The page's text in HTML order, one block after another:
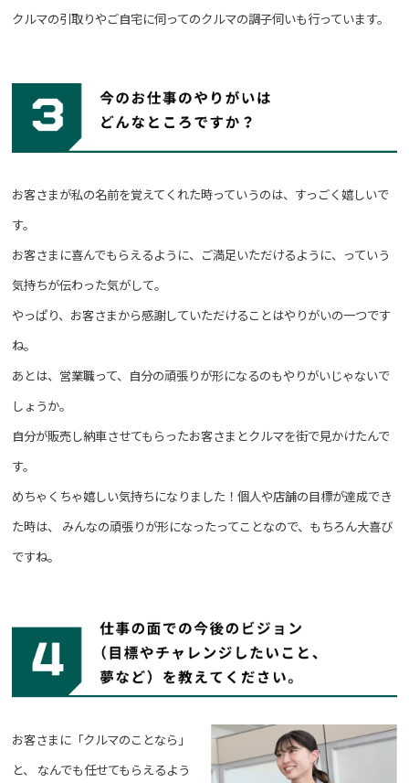
クルマの引取りやご自宅に伺ってのクルマの調子伺いも行っています。
お客さまが私の名前を覚えてくれた時っていうのは、すっごく嬉しいで
す。
お客さまに喜んでもらえるように、ご満足いただけるように、っていう
気持ちが伝わった気がして。
やっぱり、お客さまから感謝していただけることはやりがいの一つです
ね。
あとは、営業職って、自分の頑張りが形になるのもやりがいじゃないで
しょうか。
自分が販売し納車させてもらったお客さまとクルマを街で見かけたんで
す。
めちゃくちゃ嬉しい気持ちになりました！個人や店舗の目標が達成でき
た時は、 みんなの頑張りが形になったってことなので、もちろん大喜び
ですね。
お客さまに「クルマのことなら」
と、
なんでも任せてもらえるよう